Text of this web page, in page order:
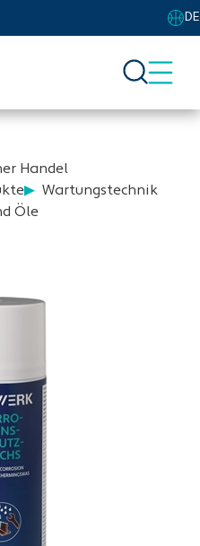
DE
Handel
Wartungstechnik
Öle